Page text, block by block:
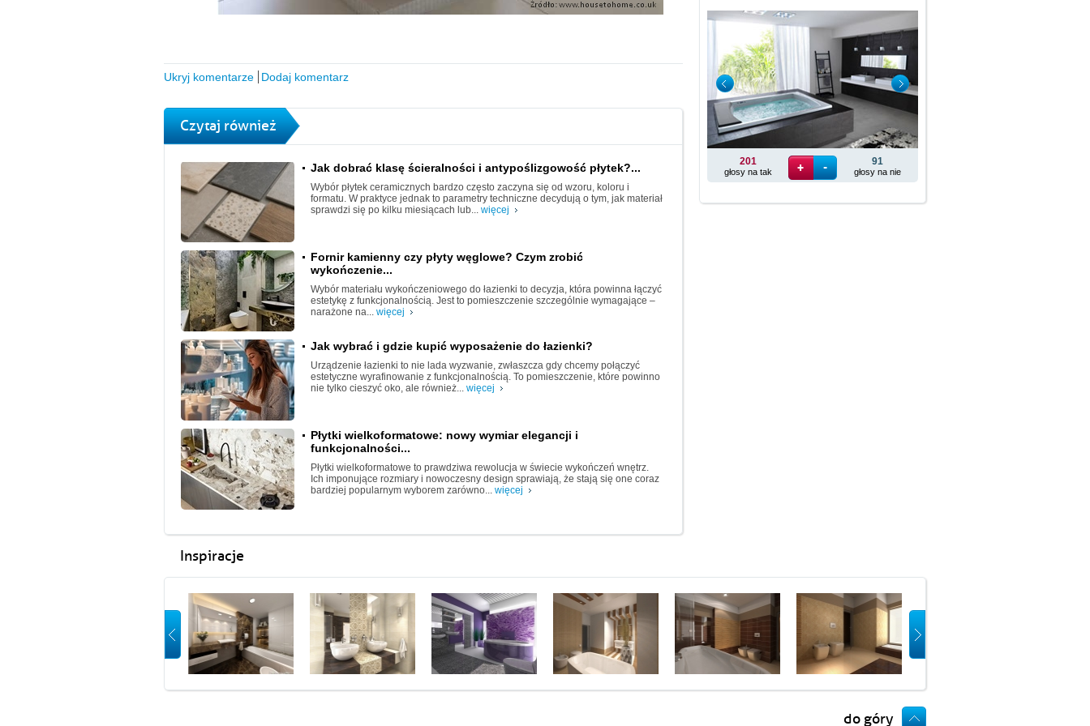
Ukryj komentarze Dodaj komentarz
Czytaj również
Jak dobrać klasę ścieralności i antypoślizgowość płytek?...
Wybór płytek ceramicznych bardzo często zaczyna się od wzoru, koloru i
formatu. W praktyce jednak to parametry techniczne decydują o tym, jak materiał
sprawdzi się po kilku miesiącach lub... więcej
Fornir kamienny czy płyty węglowe? Czym zrobić
wykończenie...
Wybór materiału wykończeniowego do łazienki to decyzja, która powinna łączyć
estetykę z funkcjonalnością. Jest to pomieszczenie szczególnie wymagające –
narażone na... więcej
Jak wybrać i gdzie kupić wyposażenie do łazienki?
Urządzenie łazienki to nie lada wyzwanie, zwłaszcza gdy chcemy połączyć
estetyczne wyrafinowanie z funkcjonalnością. To pomieszczenie, które powinno
nie tylko cieszyć oko, ale również... więcej
Płytki wielkoformatowe: nowy wymiar elegancji i
funkcjonalności...
Płytki wielkoformatowe to prawdziwa rewolucja w świecie wykończeń wnętrz.
Ich imponujące rozmiary i nowoczesny design sprawiają, że stają się one coraz
bardziej popularnym wyborem zarówno... więcej
201
głosy na tak
91
głosy na nie
Inspiracje
do góry